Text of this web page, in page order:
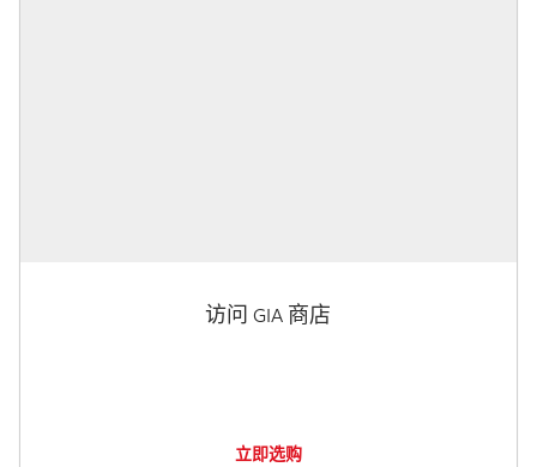
访问 GIA 商店
立即选购